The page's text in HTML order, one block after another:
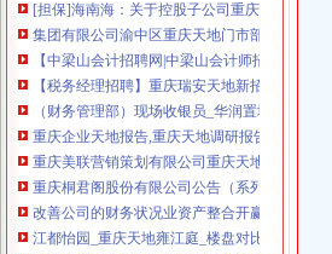
集团有限公司渝中区重庆天地门市部_【信用
【中梁山会计招聘网|中梁山会计师招聘信息】
【税务经理招聘】重庆瑞安天地新招聘信息-聘网
（财务管理部）现场收银员_华润置地（重庆
重庆企业天地报告,重庆天地调研报告-
重庆美联营销策划有限公司重庆天地咨询服务部
重庆桐君阁股份有限公司公告（系列）_焦点_
改善公司的财务状况业资产整合开赢利空间-搜
江都怡园_重庆天地雍江庭_楼盘对比分析-重庆
聚焦全球优秀企业目光重庆天地商业集群发布